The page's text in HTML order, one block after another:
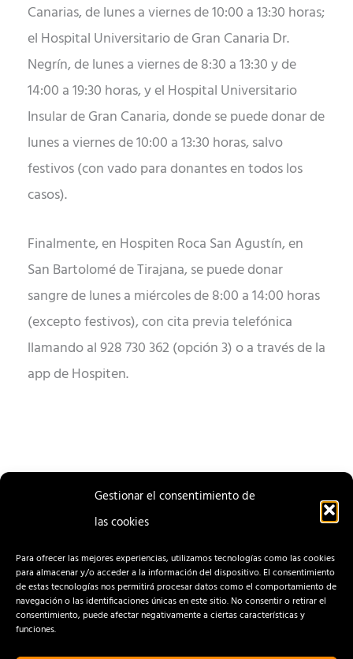
Gestionar el consentimiento de
las cookies
Para ofrecer las mejores experiencias, utilizamos tecnologías como las cookies
para almacenar y/o acceder a la información del dispositivo. El consentimiento
de estas tecnologías nos permitirá procesar datos como el comportamiento de
navegación o las identificaciones únicas en este sitio. No consentir o retirar el
consentimiento, puede afectar negativamente a ciertas características y
funciones.
Canarias, de lunes a viernes de 10:00 a 13:30 horas;
el Hospital Universitario de Gran Canaria Dr.
Negrín, de lunes a viernes de 8:30 a 13:30 y de
14:00 a 19:30 horas, y el Hospital Universitario
Insular de Gran Canaria, donde se puede donar de
lunes a viernes de 10:00 a 13:30 horas, salvo
festivos (con vado para donantes en todos los
casos).
Finalmente, en Hospiten Roca San Agustín, en
San Bartolomé de Tirajana, se puede donar
sangre de lunes a miércoles de 8:00 a 14:00 horas
(excepto festivos), con cita previa telefónica
llamando al 928 730 362 (opción 3) o a través de la
app de Hospiten.
ENTRADA